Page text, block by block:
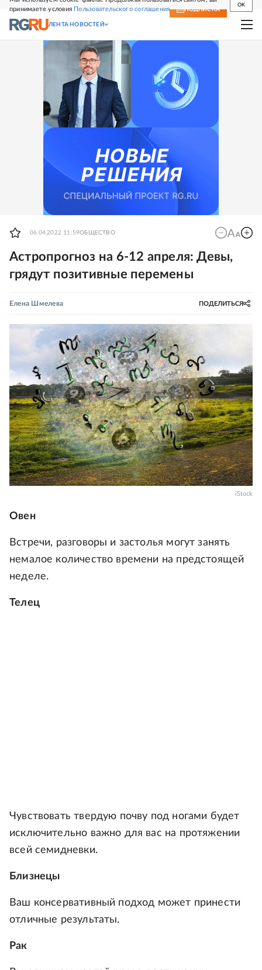
принимаете условия Пользовательского соглашения
OK
СВЕЖИЙ НОМЕР ПОДПИСКА
ЛЕНТА НОВОСТЕЙ
06.04.2022 11:59ОБЩЕСТВО
Астропрогноз на 6-12 апреля: Девы,
грядут позитивные перемены
Елена Шмелева ПОДЕЛИТЬСЯ
iStock
Овен
Встречи, разговоры и застолья могут занять
немалое количество времени на предстоящей
неделе.
Телец
Чувствовать твердую почву под ногами будет
исключительно важно для вас на протяжении
всей семидневки.
Близнецы
Ваш консервативный подход может принести
отличные результаты.
Рак